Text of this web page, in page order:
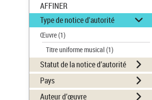
AFFINER
Type de notice d'autorité
Œuvre(1)
Titre uniforme musical(1)
Statut de la notice d’autorité
Pays
Auteur d’œuvre